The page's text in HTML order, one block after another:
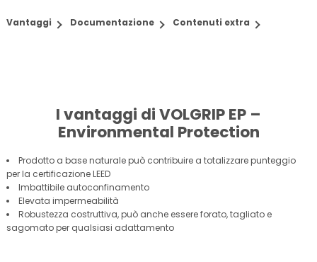
Vantaggi Documentazione Contenuti extra
I vantaggi di VOLGRIP EP –
Environmental Protection
Prodotto a base naturale può contribuire a totalizzare punteggio
per la certificazione LEED
Imbattibile autoconfinamento
Elevata impermeabilità
Robustezza costruttiva, può anche essere forato, tagliato e
sagomato per qualsiasi adattamento